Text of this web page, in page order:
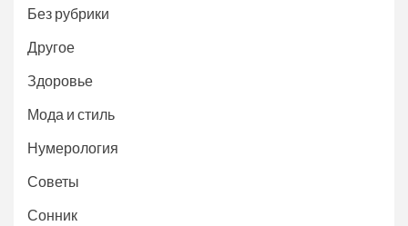
Без рубрики
Другое
Здоровье
Мода и стиль
Нумерология
Советы
Сонник